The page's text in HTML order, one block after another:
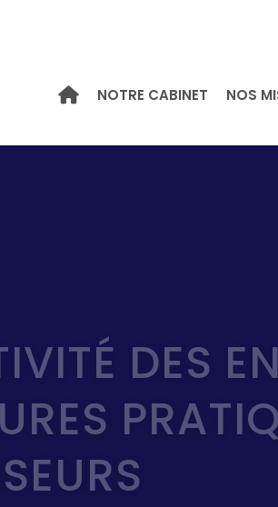
NOTRE CABINET NOS
DES